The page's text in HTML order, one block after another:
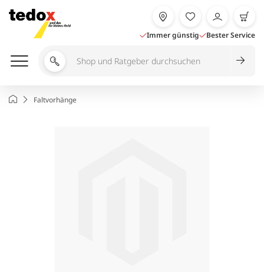
Inhalt
springen
Immer günstig Bester Service
Shop
durchsuchen
StartseiteFaltvorhänge